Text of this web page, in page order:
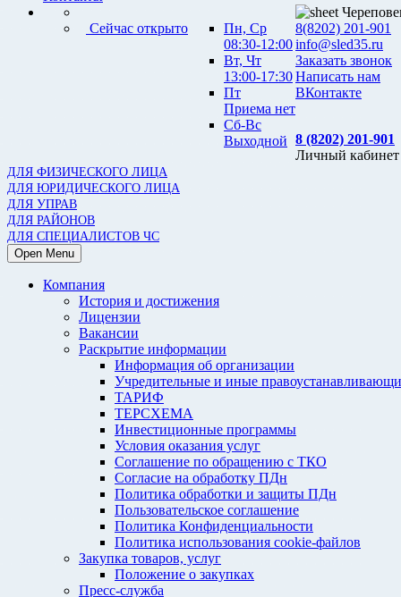
Сейчас открыто
Пн, Ср
08:30-12:00
Вт, Чт
13:00-17:30
Пт
Приема нет
Сб-Вс
Выходной
8(8202) 201-901
info@sled35.ru
Заказать звонок
Написать нам
ВКонтакте
8 (8202) 201-901
Личный кабинет
ДЛЯ ФИЗИЧЕСКОГО ЛИЦА
ДЛЯ ЮРИДИЧЕСКОГО ЛИЦА
ДЛЯ УПРАВ
ДЛЯ РАЙОНОВ
ДЛЯ СПЕЦИАЛИСТОВ ЧС
Open Menu
Компания
История и достижения
Лицензии
Вакансии
Раскрытие информации
Информация об организации
Учредительные и иные
ТАРИФ
ТЕРСХЕМА
Инвестиционные программы
Условия оказания услуг
Соглашение по обращению с ТКО
Согласие на обработку ПДн
Политика обработки и защиты ПДн
Пользовательское соглашение
Политика Конфиденциальности
Политика использования cookie-файлов
Закупка товаров, услуг
Положение о закупках
Пресс-служба